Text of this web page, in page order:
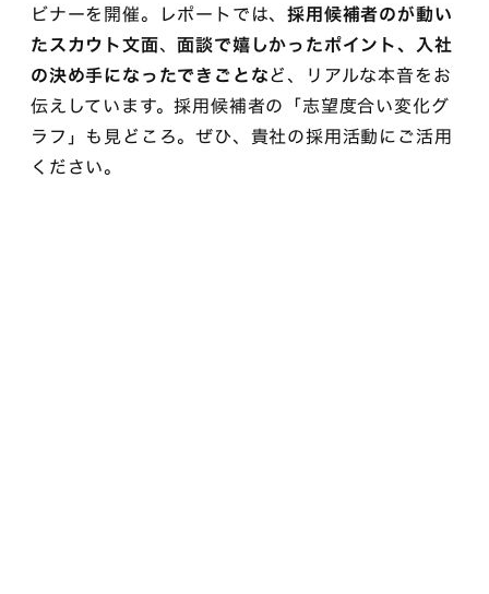
ビナーを開催。レポートでは、採用候補者のが動い
たスカウト文面、面談で嬉しかったポイント、入社
の決め手になったできごとなど、リアルな本音をお
伝えしています。採用候補者の「志望度合い変化グ
ラフ」も見どころ。ぜひ、貴社の採用活動にご活用
ください。